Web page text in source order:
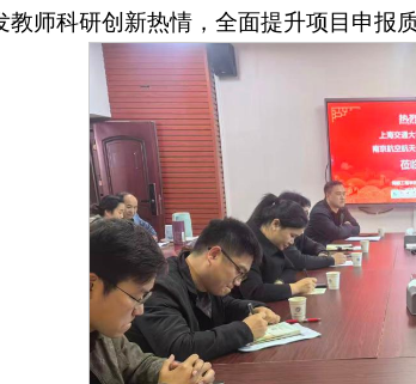
教师科研创新热情，全面提升项目申报